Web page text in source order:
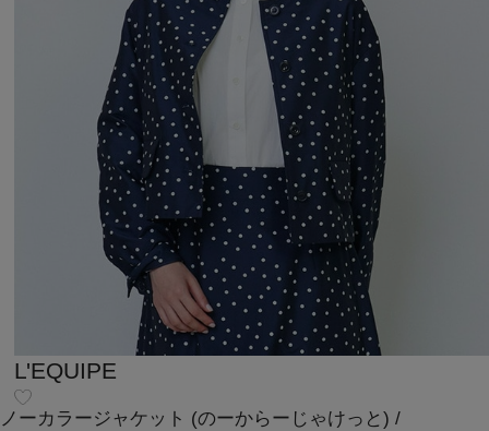
L'EQUIPE
ノーカラージャケット (のーからーじゃけっと) /